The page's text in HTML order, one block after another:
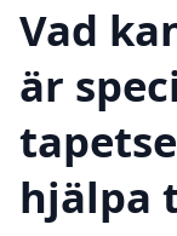
Vad
är
hjälpa